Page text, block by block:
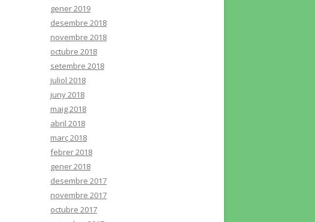
gener 2019
desembre 2018
novembre 2018
octubre 2018
setembre 2018
juliol 2018
juny 2018
maig 2018
abril 2018
març 2018
febrer 2018
gener 2018
desembre 2017
novembre 2017
octubre 2017